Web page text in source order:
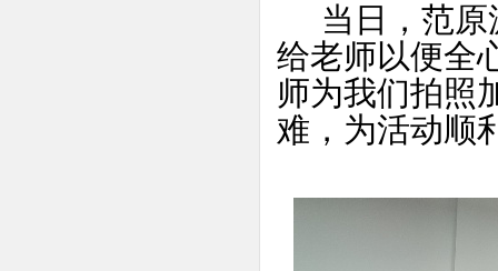
当日，范原
给老师以便全
师为我们拍照
难，为活动顺